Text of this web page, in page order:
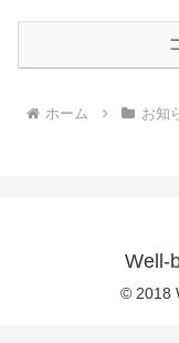
ホーム お知
Well-
© 2018